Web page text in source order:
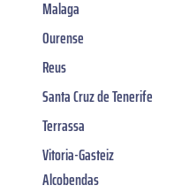
Malaga
Ourense
Reus
Santa Cruz de Tenerife
Terrassa
Vitoria-Gasteiz
Alcobendas